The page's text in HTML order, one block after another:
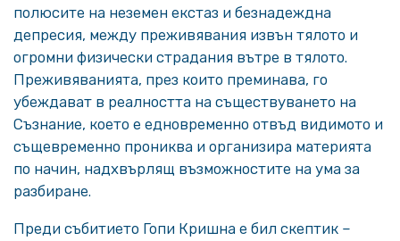
полюсите на неземен екстаз и безнадеждна
депресия, между преживявания извън тялото и
огромни физически страдания вътре в тялото.
Преживяванията, през които преминава, го
убеждават в реалността на съществуването на
Съзнание, което е едновременно отвъд видимото и
същевременно прониква и организира материята
по начин, надхвърлящ възможностите на ума за
разбиране.
Преди събитието Гопи Кришна е бил скептик –